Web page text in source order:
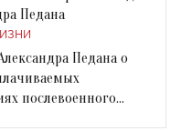
Педана
Педана о
послевоенного